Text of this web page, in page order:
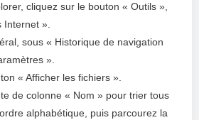
cliquez sur le bouton « Outils »,
Internet ».
sous « Historique de navigation
».
« Afficher les fichiers ».
de colonne « Nom » pour trier tous
alphabétique, puis parcourez la